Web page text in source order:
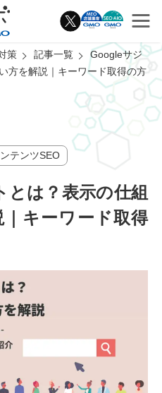
策 記事一覧
Googleサジ
方を解説｜キーワード取得の方
テンツSEO
は？表示の仕組
キーワード取得